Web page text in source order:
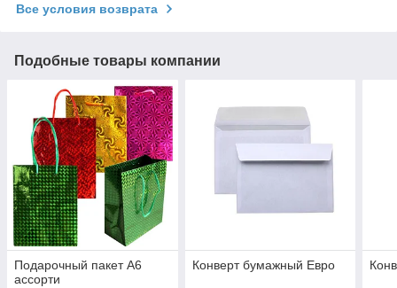
Все условия возврата
Подобные товары компании
Подарочный пакет А6
ассорти
Конверт бумажный Евро